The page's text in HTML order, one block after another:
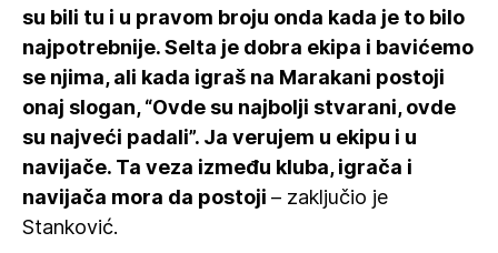
su bili tu i u pravom broju onda kada je to bilo
najpotrebnije. Selta je dobra ekipa i bavićemo
se njima, ali kada igraš na Marakani postoji
onaj slogan, “Ovde su najbolji stvarani, ovde
su najveći padali”. Ja verujem u ekipu i u
navijače. Ta veza između kluba, igrača i
navijača mora da postoji – zaključio je
Stanković.